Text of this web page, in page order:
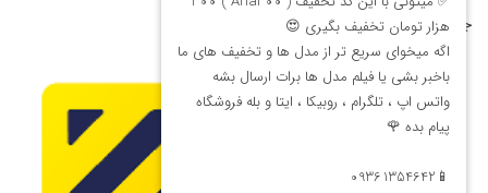
جشنواره فروش اقساطی